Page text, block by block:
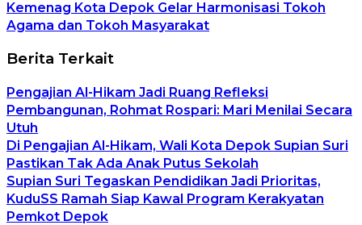
Kemenag Kota Depok Gelar Harmonisasi Tokoh
Agama dan Tokoh Masyarakat
Berita Terkait
Pengajian Al-Hikam Jadi Ruang Refleksi
Pembangunan, Rohmat Rospari: Mari Menilai Secara
Utuh
Di Pengajian Al-Hikam, Wali Kota Depok Supian Suri
Pastikan Tak Ada Anak Putus Sekolah
Supian Suri Tegaskan Pendidikan Jadi Prioritas,
KuduSS Ramah Siap Kawal Program Kerakyatan
Pemkot Depok